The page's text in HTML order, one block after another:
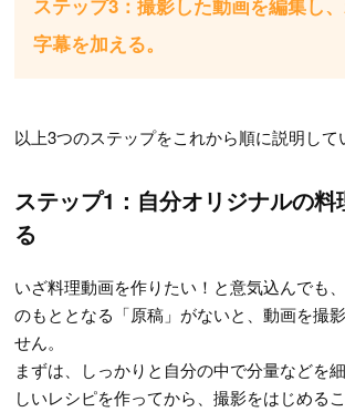
字幕を加える。
以上3つのステップをこれから順に説明して
ステップ1：自分オリジナルの
る
いざ料理動画を作りたい！と意気込んでも
のもととなる「原稿」がないと、動画を撮
せん。
まずは、しっかりと自分の中で分量などを
しいレシピを作ってから、撮影をはじめる